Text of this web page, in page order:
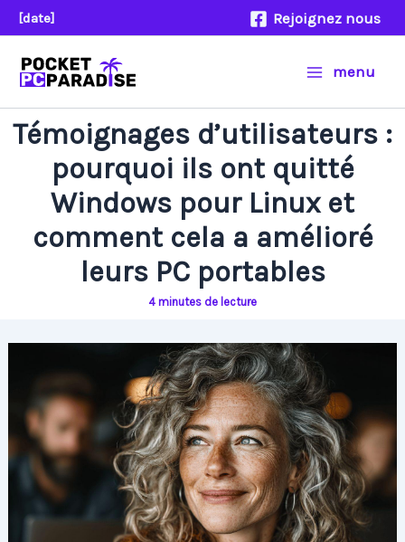
Aller
au
contenu
[date] Rejoignez nous
menu
Témoignages d’utilisateurs :
pourquoi ils ont quitté
Windows pour Linux et
comment cela a amélioré
leurs PC portables
4 minutes de lecture